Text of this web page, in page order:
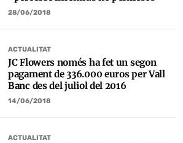
28/06/2018
ACTUALITAT
JC Flowers només ha fet un segon
pagament de 336.000 euros per Vall
Banc des del juliol del 2016
14/06/2018
ACTUALITAT